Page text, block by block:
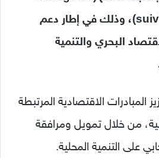
suivi des subventions)، وذلك في إطار دعم
البحري والتنمية
المبادرات الاقتصادية المرتبطة
من خلال تمويل ومرافقة
على التنمية المحلية.